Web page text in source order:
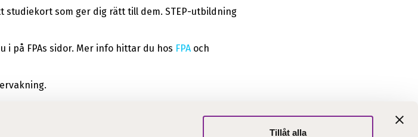
Tillåt alla
som ger dig rätt till dem. STEP-utbildning
på FPAs sidor. Mer info hittar du hos FPAoch